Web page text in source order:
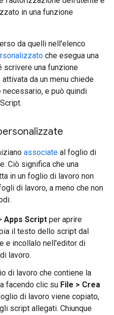
in una funzione
da quelli nell'elenco
che esegua una
scrivere una funzione
da un menu chiede
e può quindi
associate al foglio di
Ciò significa che una
in un foglio di lavoro non
di lavoro, a meno che non
Apps Script per aprire
il testo dello script dal
e incollalo nell'editor di
lavoro.
di lavoro che contiene la
facendo clic su File > Crea
di lavoro viene copiato,
script allegati. Chiunque